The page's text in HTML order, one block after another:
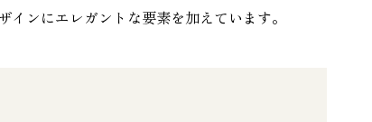
ンにエレガントな要素を加えています。